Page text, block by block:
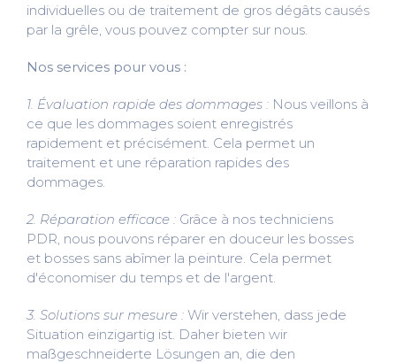
individuelles ou de traitement de gros dégâts causés
par la grêle, vous pouvez compter sur nous.
Nos services pour vous :
1. Évaluation rapide des dommages : Nous veillons à
ce que les dommages soient enregistrés
rapidement et précisément. Cela permet un
traitement et une réparation rapides des
dommages.
2. Réparation efficace : Grâce à nos techniciens
PDR, nous pouvons réparer en douceur les bosses
et bosses sans abîmer la peinture. Cela permet
d'économiser du temps et de l'argent.
3. Solutions sur mesure : Wir verstehen, dass jede
Situation einzigartig ist. Daher bieten wir
maßgeschneiderte Lösungen an, die den